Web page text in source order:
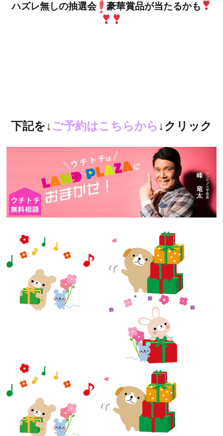
ハズレ無しの抽選会 豪華賞品が当たるかも
下記を↓ご予約はこちらから ↓クリック